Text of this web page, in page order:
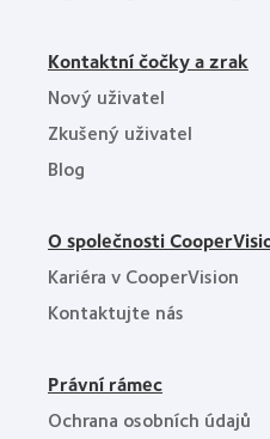
Kontaktní čočky a zrak
Nový uživatel
Zkušený uživatel
Blog
O společnosti
Kariéra v CooperVision
Kontaktujte nás
Právní rámec
Ochrana osobních údajů